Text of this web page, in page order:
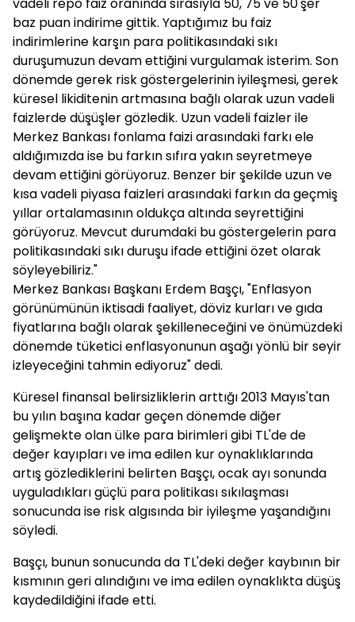
baz puan indirime gittik. Yaptığımız bu faiz
indirimlerine karşın para politikasındaki sıkı
duruşumuzun devam ettiğini vurgulamak isterim. Son
dönemde gerek risk göstergelerinin iyileşmesi, gerek
küresel likiditenin artmasına bağlı olarak uzun vadeli
faizlerde düşüşler gözledik. Uzun vadeli faizler ile
Merkez Bankası fonlama faizi arasındaki farkı ele
aldığımızda ise bu farkın sıfıra yakın seyretmeye
devam ettiğini görüyoruz. Benzer bir şekilde uzun ve
kısa vadeli piyasa faizleri arasındaki farkın da geçmiş
yıllar ortalamasının oldukça altında seyrettiğini
görüyoruz. Mevcut durumdaki bu göstergelerin para
politikasındaki sıkı duruşu ifade ettiğini özet olarak
söyleyebiliriz."
Merkez Bankası Başkanı Erdem Başçı, "Enflasyon
görünümünün iktisadi faaliyet, döviz kurları ve gıda
fiyatlarına bağlı olarak şekilleneceğini ve önümüzdeki
dönemde tüketici enflasyonunun aşağı yönlü bir seyir
izleyeceğini tahmin ediyoruz" dedi.
Küresel finansal belirsizliklerin arttığı 2013 Mayıs'tan
bu yılın başına kadar geçen dönemde diğer
gelişmekte olan ülke para birimleri gibi TL'de de
değer kayıpları ve ima edilen kur oynaklıklarında
artış gözlediklerini belirten Başçı, ocak ayı sonunda
uyguladıkları güçlü para politikası sıkılaşması
sonucunda ise risk algısında bir iyileşme yaşandığını
söyledi.
Başçı, bunun sonucunda da TL'deki değer kaybının bir
kısmının geri alındığını ve ima edilen oynaklıkta düşüş
kaydedildiğini ifade etti.